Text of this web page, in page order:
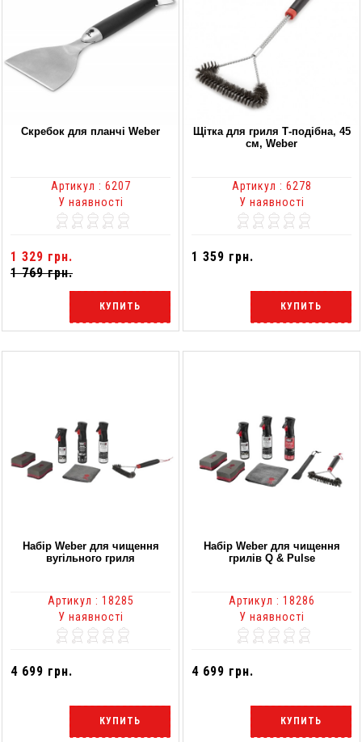
Скребок для планчі Weber
Артикул : 6207
У наявності
1 329 грн.
1 769 грн.
КУПИТЬ
Щітка для гриля Т-подібна, 45
см, Weber
Артикул : 6278
У наявності
1 359 грн.
КУПИТЬ
Набір Weber для чищення
вугільного гриля
Артикул : 18285
У наявності
4 699 грн.
КУПИТЬ
Набір Weber для чищення
грилів Q & Pulse
Артикул : 18286
У наявності
4 699 грн.
КУПИТЬ